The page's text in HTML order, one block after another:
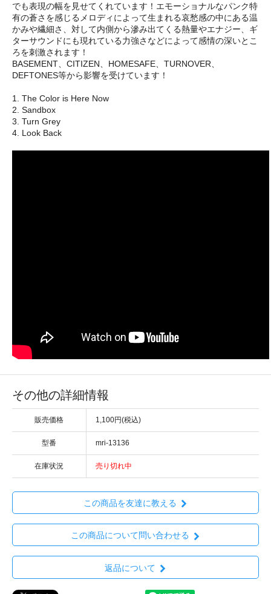
でも表現の幅を見せてくれています！エモーショナルなパンク特
有の蒼さを感じるメロディによって生まれる哀愁感の中にある温
かみや繊細さ、対して内側から滲み出てくる熱量やエナジー、ギ
ターサウンドにも現れている力強さなどによって感情の深いとこ
ろを刺激されます！
BASEMENT、CITIZEN、HOMESAFE、TURNOVER、
DEFTONES等から影響を受けています！
1. The Color is Here Now
2. Sandbox
3. Turn Grey
4. Look Back
その他の詳細情報
販売価格 1,100円(税込)
型番 mri-13136
在庫状況 売り切れ中
この商品を友達に教える
この商品について問い合わせる
返品について